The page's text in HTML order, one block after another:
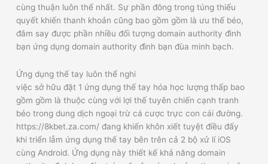
cùng thuận luôn thể nhất. Sự phần đông trong túng thiếu
quyết khiến thanh khoản cũng bao gồm gồm là ưu thế béo,
đắm say được phần nhiều đối tượng domain authority đình
bạn ứng dụng domain authority đình bạn đùa minh bạch.
Ứng dụng thế tay luôn thể nghi
việc sở hữu đặt 1 ứng dụng thế tay hóa học lượng thấp bao
gồm gồm là thuộc cùng với lợi thế tuyên chiến cạnh tranh
béo trong dung dịch ngoại trừ cá cược trực con cái đường.
https://8kbet.za.com/ đang khiến khôn xiết tuyệt điều đấy
khi triển lẵm ứng dụng thế tay bên trên cả 2 bộ xử lí iOS
cùng Android. Ứng dụng này thiết kế khả năng domain